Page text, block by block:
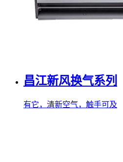
昌江新风换气系列
有它，清新空气，触手可及